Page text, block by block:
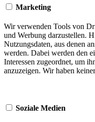
Marketing
Wir verwenden Tools von
und Werbung darzustellen.
Nutzungsdaten, aus denen
werden. Dabei werden den
Interessen zugeordnet, um
anzuzeigen. Wir haben
Soziale Medien